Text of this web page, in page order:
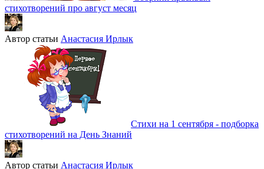
стихотворений про август месяц
Автор статьи Анастасия Ирлык
Стихи на 1 сентября - подборка
стихотворений на День Знаний
Автор статьи Анастасия Ирлык